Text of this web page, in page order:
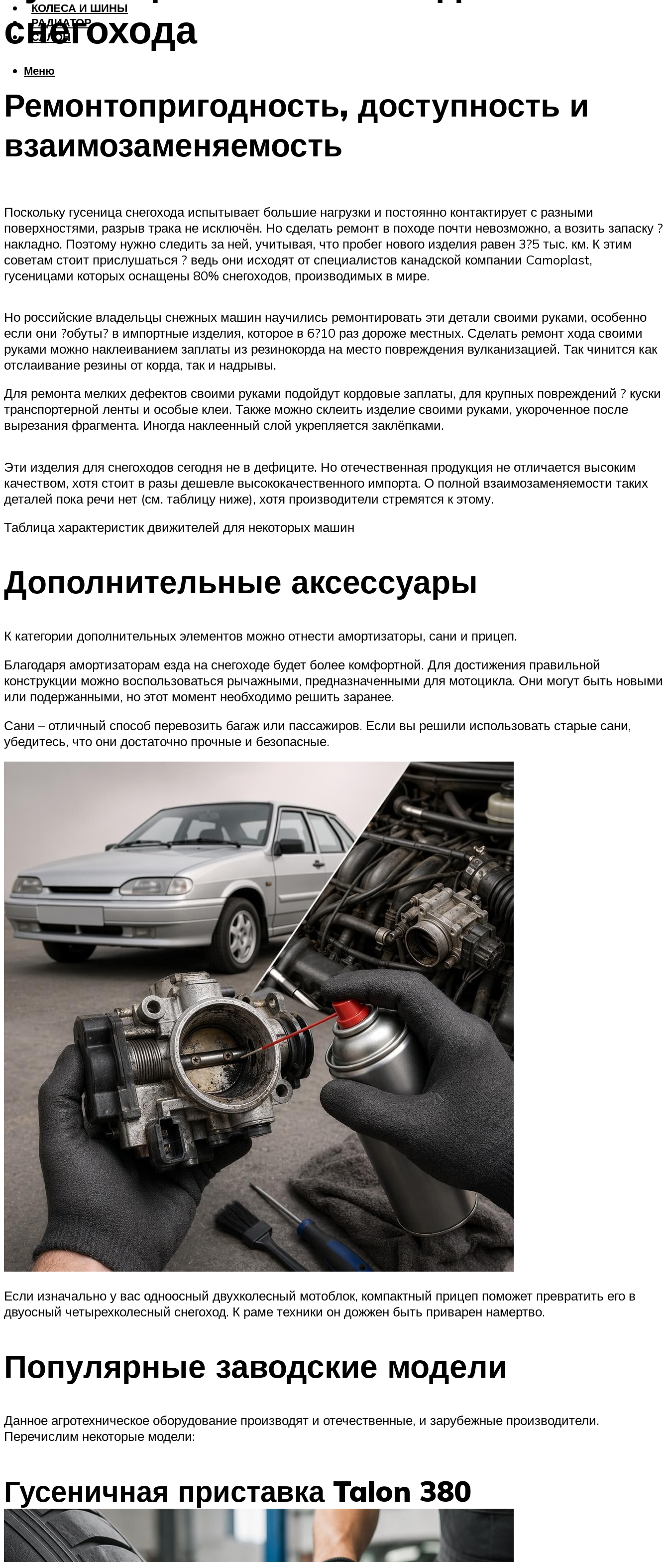
КОЛЕСА И ШИНЫ
РАДИАТОР
САЛОН
Меню
снегохода
Ремонтопригодность, доступность и
взаимозаменяемость
Поскольку гусеница снегохода испытывает большие нагрузки и постоянно контактирует с разными
поверхностями, разрыв трака не исключён. Но сделать ремонт в походе почти невозможно, а возить запаску ?
накладно. Поэтому нужно следить за ней, учитывая, что пробег нового изделия равен 3?5 тыс. км. К этим
советам стоит прислушаться ? ведь они исходят от специалистов канадской компании Camoplast,
гусеницами которых оснащены 80% снегоходов, производимых в мире.
Но российские владельцы снежных машин научились ремонтировать эти детали своими руками, особенно
если они ?обуты? в импортные изделия, которое в 6?10 раз дороже местных. Сделать ремонт хода своими
руками можно наклеиванием заплаты из резинокорда на место повреждения вулканизацией. Так чинится как
отслаивание резины от корда, так и надрывы.
Для ремонта мелких дефектов своими руками подойдут кордовые заплаты, для крупных повреждений ? куски
транспортерной ленты и особые клеи. Также можно склеить изделие своими руками, укороченное после
вырезания фрагмента. Иногда наклеенный слой укрепляется заклёпками.
Эти изделия для снегоходов сегодня не в дефиците. Но отечественная продукция не отличается высоким
качеством, хотя стоит в разы дешевле высококачественного импорта. О полной взаимозаменяемости таких
деталей пока речи нет (см. таблицу ниже), хотя производители стремятся к этому.
Таблица характеристик движителей для некоторых машин
Дополнительные аксессуары
К категории дополнительных элементов можно отнести амортизаторы, сани и прицеп.
Благодаря амортизаторам езда на снегоходе будет более комфортной. Для достижения правильной
конструкции можно воспользоваться рычажными, предназначенными для мотоцикла. Они могут быть новыми
или подержанными, но этот момент необходимо решить заранее.
Сани – отличный способ перевозить багаж или пассажиров. Если вы решили использовать старые сани,
убедитесь, что они достаточно прочные и безопасные.
Если изначально у вас одноосный двухколесный мотоблок, компактный прицеп поможет превратить его в
двуосный четырехколесный снегоход. К раме техники он дожжен быть приварен намертво.
Популярные заводские модели
Данное агротехническое оборудование производят и отечественные, и зарубежные производители.
Перечислим некоторые модели:
Гусеничная приставка Talon 380